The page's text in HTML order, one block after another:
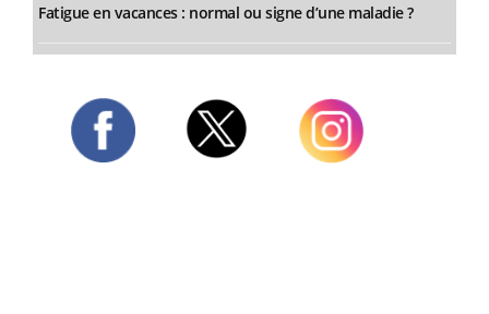
Fatigue en vacances : normal ou signe d’une maladie ?